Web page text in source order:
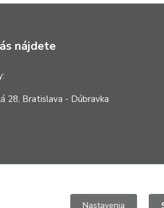
nájdete
28, Bratislava - Dúbravka
Nastavenia